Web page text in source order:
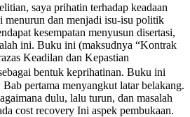
saya prihatin terhadap keadaan
menurun dan menjadi isu-isu politik
kesempatan menyusun disertasi,
ini. Buku ini (maksudnya “Kontrak
Keadilan dan Kepastian
bentuk keprihatinan. Buku ini
pertama menyangkut latar belakang.
dulu, lalu turun, dan masalah
cost recovery Ini aspek pembukaan.